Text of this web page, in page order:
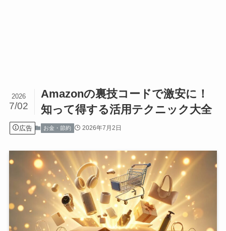
Amazonの裏技コードで激安に！
知って得する活用テクニック大全
2026
7/02
広告 お金・節約 2026年7月2日